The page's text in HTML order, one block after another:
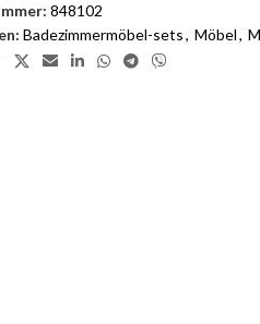
848102
Badezimmermöbel-sets, Möbel,